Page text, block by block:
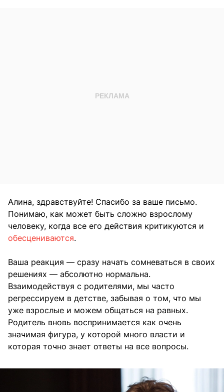
Алина, здравствуйте! Спасибо за ваше письмо.
Понимаю, как может быть сложно взрослому
человеку, когда все его действия критикуются и
обесцениваются.
Ваша реакция — сразу начать сомневаться в своих
решениях — абсолютно нормальна.
Взаимодействуя с родителями, мы часто
регрессируем в детстве, забывая о том, что мы
уже взрослые и можем общаться на равных.
Родитель вновь воспринимается как очень
значимая фигура, у которой много власти и
которая точно знает ответы на все вопросы.